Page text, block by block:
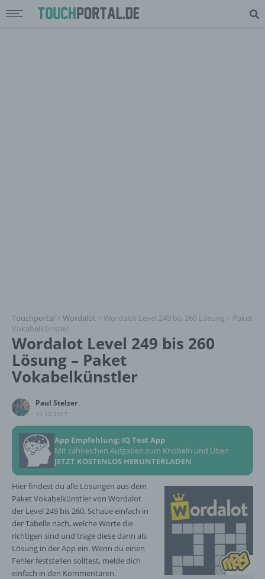
Touchportal > Wordalot > Wordalot Level 249 bis 260 Lösung – Paket
Vokabelkünstler
Wordalot Level 249 bis 260
Lösung – Paket
Vokabelkünstler
Paul Stelzer
15.10.2017
App Empfehlung: IQ Test App
Mit zahlreichen Aufgaben zum Knobeln und Üben
JETZT KOSTENLOS HERUNTERLADEN
Hier findest du alle Lösungen aus dem
Paket Vokabelkünstler von Wordalot
der Level 249 bis 260. Schaue einfach in
der Tabelle nach, welche Worte die
richtigen sind und trage diese dann als
Lösung in der App ein. Wenn du einen
Fehler feststellen solltest, melde dich
einfach in den Kommentaren.